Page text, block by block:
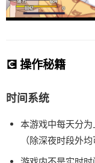
💽 操作秘籍
时间系统
本游戏中每天分
（除深夜时段外均